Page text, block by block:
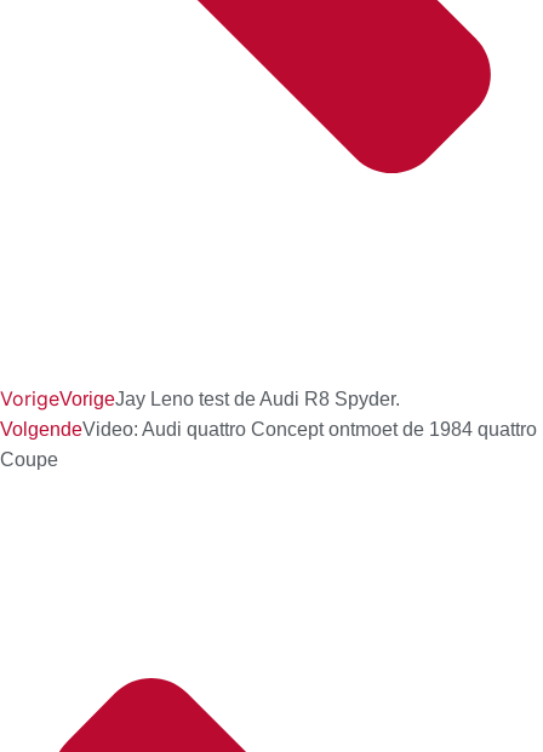
VorigeVorigeJay Leno test de Audi R8 Spyder.
VolgendeVideo: Audi quattro Concept ontmoet de 1984 quattro
Coupe